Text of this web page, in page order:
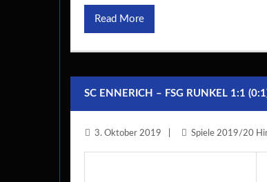
Read More
SC ENNERICH – FSG RUNKEL 1:1
3. Oktober 2019 Spiele 2019/20